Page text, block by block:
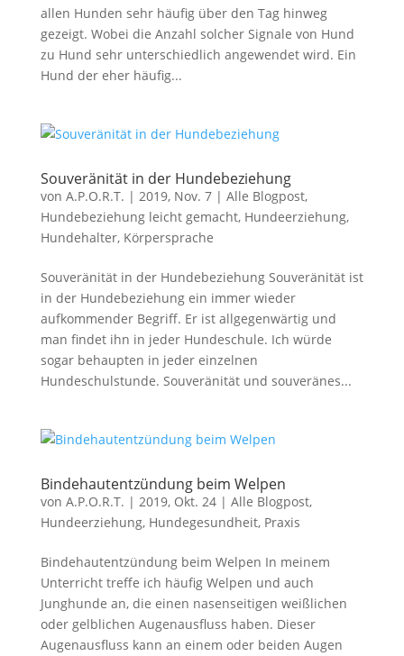
allen Hunden sehr häufig über den Tag hinweg
gezeigt. Wobei die Anzahl solcher Signale von Hund
zu Hund sehr unterschiedlich angewendet wird. Ein
Hund der eher häufig...
Souveränität in der Hundebeziehung
von A.P.O.R.T. | 2019, Nov. 7| Alle Blogpost,
Hundebeziehung leicht gemacht, Hundeerziehung,
Hundehalter, Körpersprache
Souveränität in der Hundebeziehung Souveränität ist
in der Hundebeziehung ein immer wieder
aufkommender Begriff. Er ist allgegenwärtig und
man findet ihn in jeder Hundeschule. Ich würde
sogar behaupten in jeder einzelnen
Hundeschulstunde. Souveränität und souveränes...
Bindehautentzündung beim Welpen
von A.P.O.R.T. | 2019, Okt. 24| Alle Blogpost,
Hundeerziehung, Hundegesundheit, Praxis
Bindehautentzündung beim Welpen In meinem
Unterricht treffe ich häufig Welpen und auch
Junghunde an, die einen nasenseitigen weißlichen
oder gelblichen Augenausfluss haben. Dieser
Augenausfluss kann an einem oder beiden Augen